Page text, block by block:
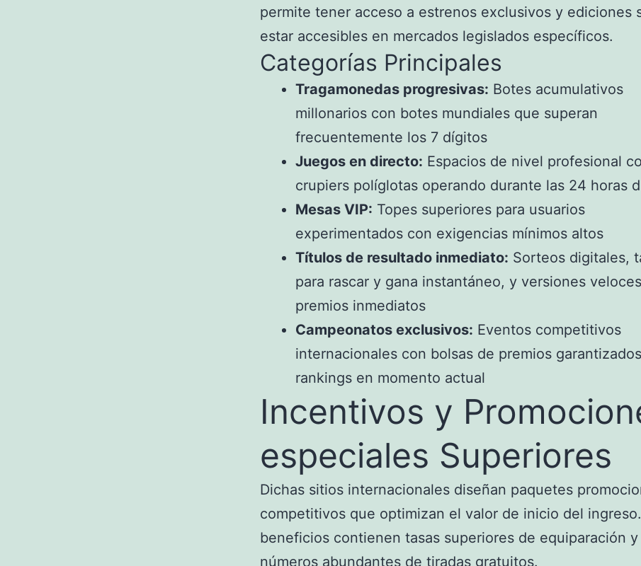
permite tener acceso a estrenos exclusivos y ediciones
estar accesibles en mercados legislados específicos.
Categorías Principales
Tragamonedas progresivas: Botes acumulativos
millonarios con botes mundiales que superan
frecuentemente los 7 dígitos
Juegos en directo: Espacios de nivel profesional
crupiers políglotas operando durante las 24 horas
Mesas VIP: Topes superiores para usuarios
experimentados con exigencias mínimos altos
Títulos de resultado inmediato: Sorteos digitales,
para rascar y gana instantáneo, y versiones
premios inmediatos
Campeonatos exclusivos: Eventos competitivos
internacionales con bolsas de premios
rankings en momento actual
Incentivos y
especiales Superiores
Dichas sitios internacionales diseñan paquetes
competitivos que optimizan el valor de inicio del
beneficios contienen tasas superiores de equiparación y
números abundantes de tiradas gratuitos.